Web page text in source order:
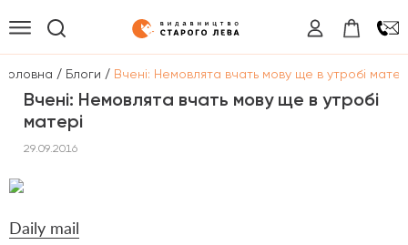
Головна / Блоги / Вчені: Немовлята вчать мову ще в утробі
Вчені: Немовлята вчать мову ще в утробі
матері
29.09.2016
Daily mail